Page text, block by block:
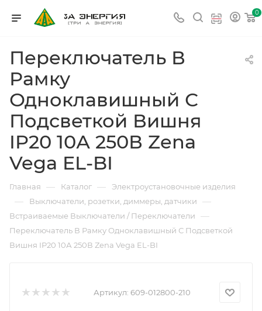
0
Переключатель В
Рамку
Одноклавишный С
Подсветкой Вишня
IP20 10А 250В Zena
Vega EL-BI
Главная — Каталог — Электроустановочные изделия
— Выключатели, розетки, диммеры, датчики —
Встраиваемые Выключатели / Переключатели —
Переключатель В Рамку Одноклавишный С Подсветкой
Вишня IP20 10А 250В Zena Vega EL-BI
Артикул: 609-012800-210